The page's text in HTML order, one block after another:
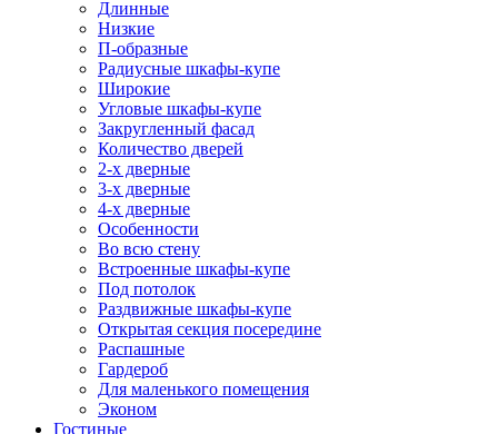
Длинные
Низкие
П-образные
Радиусные шкафы-купе
Широкие
Угловые шкафы-купе
Закругленный фасад
Количество дверей
2-х дверные
3-х дверные
4-х дверные
Особенности
Во всю стену
Встроенные шкафы-купе
Под потолок
Раздвижные шкафы-купе
Открытая секция посередине
Распашные
Гардероб
Для маленького помещения
Эконом
Гостиные